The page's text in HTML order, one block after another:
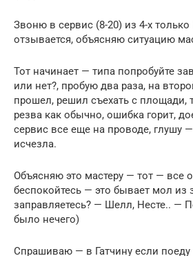
Звоню в сервис (8-20) из 4-х только
отзывается, объясняю ситуацию
Тот начинает — типа попробуйте
или нет?, пробую два раза, на
прошел, решил съехать с
резва как обычно, ошибка горит,
сервис все еще на проводе, глушу
исчезла.
Объясняю это мастеру — тот — все
беспокойтесь — это бывает мол из
заправляетесь? — Шелл, Несте.. —
было нечего)
Спрашиваю — в Гатчину если